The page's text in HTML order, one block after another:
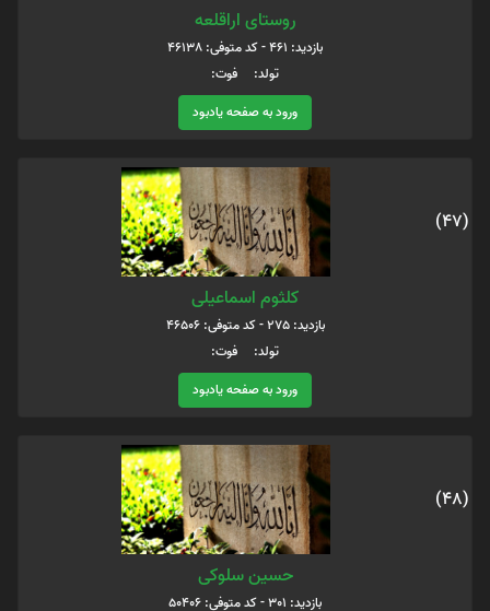
روستای اراقلعه
بازدید: 461 - کد متوفی: 46138
تولد: فوت:
ورود به صفحه یادبود
(47)
کلثوم اسماعیلی
بازدید: 275 - کد متوفی: 46506
تولد: فوت:
ورود به صفحه یادبود
(48)
حسین سلوکی
بازدید: 301 - کد متوفی: 50406